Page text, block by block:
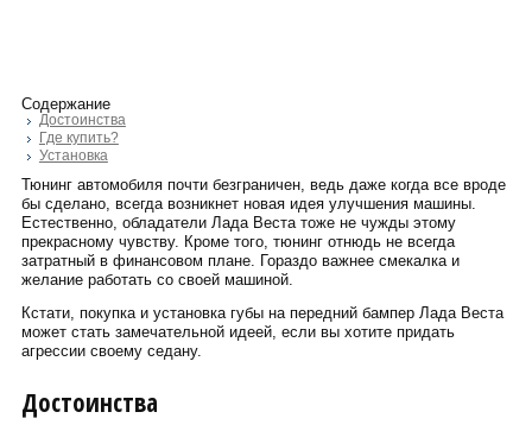
Содержание
Достоинства
Где купить?
Установка
Тюнинг автомобиля почти безграничен, ведь даже когда все вроде
бы сделано, всегда возникнет новая идея улучшения машины.
Естественно, обладатели Лада Веста тоже не чужды этому
прекрасному чувству. Кроме того, тюнинг отнюдь не всегда
затратный в финансовом плане. Гораздо важнее смекалка и
желание работать со своей машиной.
Кстати, покупка и установка губы на передний бампер Лада Веста
может стать замечательной идеей, если вы хотите придать
агрессии своему седану.
Достоинства